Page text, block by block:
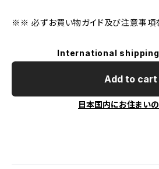
※※ 必ずお買い物ガイド及び注意事項
International
Add to cart
日本国内にお住まい